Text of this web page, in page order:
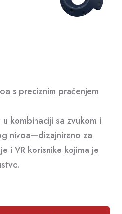
s preciznim praćenjem
kombinaciji sa zvukom i
nivoa—dizajnirano za
i VR korisnike kojima je